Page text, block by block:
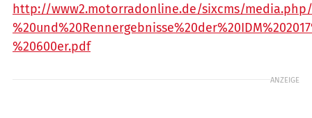
http://www2.motorradonline.de/sixcms/
%20600er.pdf
ANZEIGE